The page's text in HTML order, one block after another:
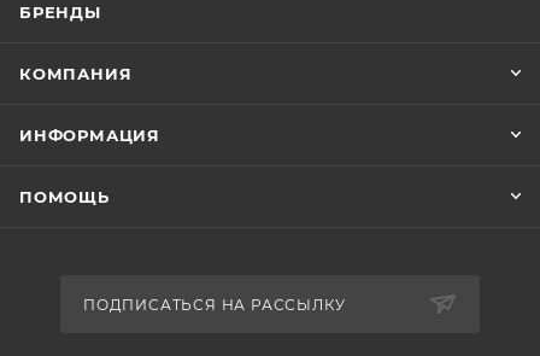
БРЕНДЫ
КОМПАНИЯ
ИНФОРМАЦИЯ
ПОМОЩЬ
ПОДПИСАТЬСЯ НА РАССЫЛКУ